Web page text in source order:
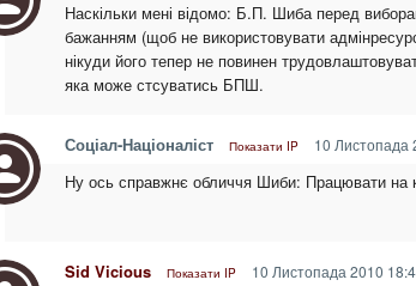
Наскільки мені відомо: Б.П. Шиба перед
бажанням (щоб не використовувати
нікуди його тепер не повинен
яка може стсуватись БПШ.
Соціал-Націоналіст Показати IP 10 Листопада
Ну ось справжнє обличчя Шиби: Працювати на
Sid Vicious Показати IP 10 Листопада 2010